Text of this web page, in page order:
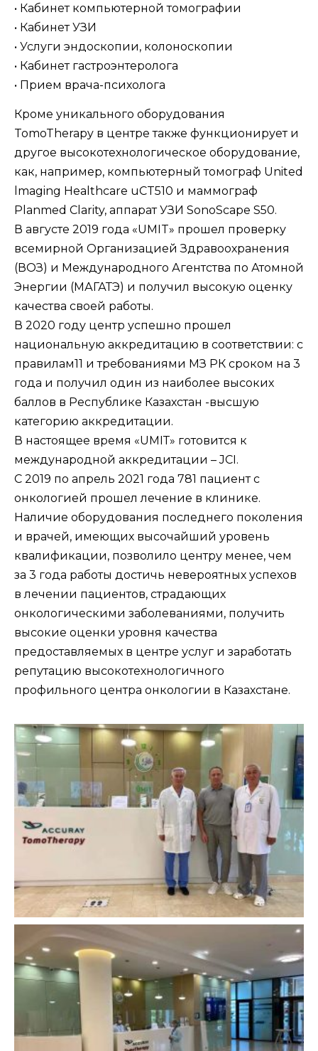
• Кабинет компьютерной томографии
• Кабинет УЗИ
• Услуги эндоскопии, колоноскопии
• Кабинет гастроэнтеролога
• Прием врача-психолога
Кроме уникального оборудования
TomoTherapy в центре также функционирует и
другое высокотехнологическое оборудование,
как, например, компьютерный томограф United
lmaging Healthcare uCT510 и маммограф
Planmed Clarity, аппарат УЗИ SonoScape S50.
В августе 2019 года «UMIT» прошел проверку
всемирной Организацией Здравоохранения
(ВОЗ) и Международного Агентства по Атомной
Энергии (МАГАТЭ) и получил высокую оценку
качества своей работы.
В 2020 году центр успешно прошел
национальную аккредитацию в соответствии: с
правилам11 и требованиями МЗ РК сроком на 3
года и получил один из наиболее высоких
баллов в Республике Казахстан -высшую
категорию аккредитации.
В настоящее время «UMIТ» готовится к
международной аккредитации – JCI.
С 2019 по апрель 2021 года 781 пациент с
онкологией прошел лечение в клинике.
Наличие оборудования последнего поколения
и врачей, имеющих высочайший уровень
квалификации, позволило центру менее, чем
за 3 года работы достичь невероятных успехов
в лечении пациентов, страдающих
онкологическими заболеваниями, получить
высокие оценки уровня качества
предоставляемых в центре услуг и заработать
репутацию высокотехнологичного
профильного центра онкологии в Казахстане.